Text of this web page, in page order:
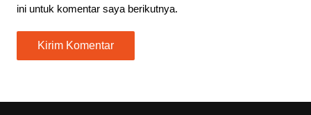
ini untuk komentar saya berikutnya.